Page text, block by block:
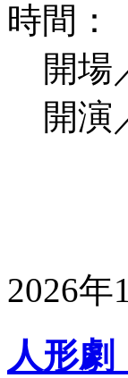
時間：
開場
開演
2026年
人形